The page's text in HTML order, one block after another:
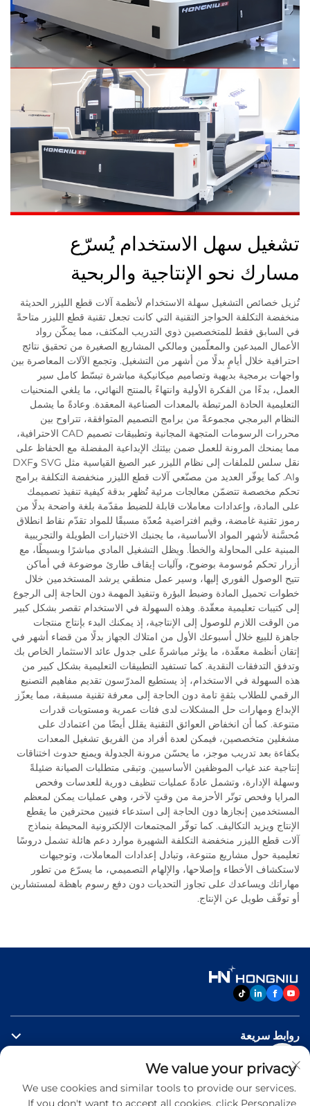
تشغيل سهل الاستخدام يُسرّع
مسارك نحو الإنتاجية والربحية
تُزيل خصائص التشغيل سهلة الاستخدام لأنظمة آلات قطع الليزر الحديثة
منخفضة التكلفة الحواجز التقنية التي كانت تجعل تقنية قطع الليزر متاحةً
في السابق فقط للمتخصصين ذوي التدريب المكثف، مما يمكّن رواد
الأعمال المبدعين والمعلّمين ومالكي المشاريع الصغيرة من تحقيق نتائج
احترافية خلال أيامٍ بدلًا من أشهر من التشغيل. وتجمع الآلات المعاصرة بين
واجهات برمجية بديهية وتصاميم ميكانيكية مباشرة تبسّط كامل سير
العمل، بدءًا من الفكرة الأولية وانتهاءً بالمنتج النهائي، ما يلغي المنحنيات
التعليمية الحادة المرتبطة بالمعدات الصناعية المعقدة. وعادةً ما يشمل
النظام البرمجي مجموعةً من برامج التصميم المتوافقة، تتراوح بين
محررات الرسومات المتجهة المجانية وتطبيقات تصميم CAD الاحترافية،
مما يمنحك المرونة للعمل ضمن بيئتك الإبداعية المفضلة مع الحفاظ على
نقل سلس للملفات إلى نظام الليزر عبر الصيغ القياسية مثل SVG وDXF
وAI. كما يوفّر العديد من مصنّعي آلات قطع الليزر منخفضة التكلفة برامج
تحكم مخصصة تتضمّن معالجات مرئية تُظهر بدقة كيفية تنفيذ تصميمك
على المادة، وإعدادات معاملات قابلة للضبط مقدّمة بلغة واضحة بدلًا من
رموز تقنية غامضة، وقيم افتراضية مُعدّة مسبقًا للمواد تقدّم نقاط انطلاق
مُحسَّنة لأشهر المواد الأساسية، ما يجنبك الاختبارات الطويلة والتجريبية
المبنية على المحاولة والخطأ. ويظل التشغيل المادي مباشرًا وبسيطًا، مع
أزرار تحكم مُوسومة بوضوح، وآليات إيقاف طارئ موضوعة في أماكن
تتيح الوصول الفوري إليها، وسير عمل منطقي يرشد المستخدمين خلال
خطوات تحميل المادة وضبط البؤرة وتنفيذ المهمة دون الحاجة إلى الرجوع
إلى كتيبات تعليمية معقّدة. وهذه السهولة في الاستخدام تقصر بشكل كبير
من الوقت اللازم للوصول إلى الإنتاجية، إذ يمكنك البدء بإنتاج منتجات
جاهزة للبيع خلال أسبوعك الأول من امتلاك الجهاز بدلًا من قضاء أشهر في
إتقان أنظمة معقّدة، ما يؤثر مباشرةً على جدول عائد الاستثمار الخاص بك
وتدفق التدفقات النقدية. كما تستفيد التطبيقات التعليمية بشكل كبير من
هذه السهولة في الاستخدام، إذ يستطيع المدرّسون تقديم مفاهيم التصنيع
الرقمي للطلاب بثقةٍ تامة دون الحاجة إلى معرفة تقنية مسبقة، مما يعزّز
الإبداع ومهارات حل المشكلات لدى فئات عمرية ومستويات قدرات
متنوعة. كما أن انخفاض العوائق التقنية يقلل أيضًا من اعتمادك على
مشغلين متخصصين، فيمكن لعدة أفراد من الفريق تشغيل المعدات
بكفاءة بعد تدريب موجز، ما يحسّن مرونة الجدولة ويمنع حدوث اختناقات
إنتاجية عند غياب الموظفين الأساسيين. وتبقى متطلبات الصيانة ضئيلةً
وسهلة الإدارة، وتشمل عادةً عمليات تنظيف دورية للعدسات وفحص
المرايا وفحص توتّر الأحزمة من وقتٍ لآخر، وهي عمليات يمكن لمعظم
المستخدمين إنجازها دون الحاجة إلى استدعاء فنيين محترفين ما يقطع
الإنتاج ويزيد التكاليف. كما توفّر المجتمعات الإلكترونية المحيطة بنماذج
آلات قطع الليزر منخفضة التكلفة الشهيرة موارد دعم هائلة تشمل دروسًا
تعليمية حول مشاريع متنوعة، وتبادل إعدادات المعاملات، وتوجيهات
لاستكشاف الأخطاء وإصلاحها، والإلهام التصميمي، ما يسرّع من تطور
مهاراتك ويساعدك على تجاوز التحديات دون دفع رسوم باهظة لمستشارين
أو توقّف طويل عن الإنتاج.
روابط سريعة
منتجات
We value your privacy
We use cookies and similar tools to provide our services.
If you don't want to accept all cookies, click Personalize